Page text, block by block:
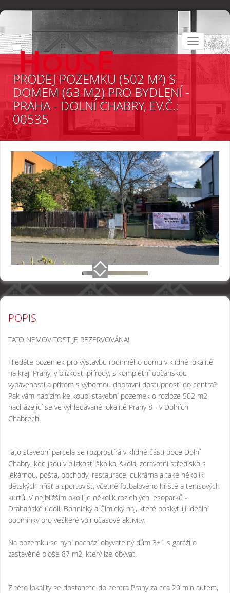
Toggle
navigation
PRODEJ POZEMKU (502 M²) S
DOMEM (63 M2) PRO BYDLENÍ -
PRAHA - DOLNÍ CHABRY, EV.Č.:
00535
POPIS
TATO NEMOVITOST JE REZERVOVÁNA!
Hledáte pozemek pro výstavbu rodinného domu v klidné lokalitě
na kraji Prahy, v blízkosti přírody, s kompletní občanskou
vybaveností a přitom s výbornou dopravní dostupností do centra?
Pak vám nabízím ke koupi stavební pozemek o rozloze 502 m2
nacházející se ve vyhledávané lokalitě Prahy 8 - v Dolních
Chabrech.
Tato stavební parcela se rozprostírá v klidné části obce Dolní
Chabry, kde jsou v blízkosti školka, škola, zdravotní středisko s
lékárnou, pošta, obchody, restaurace, cukrárna a také několik
dětských hřišť a sportovišť, včetně fotbalového hřiště a tenisových
kurtů. V nejbližším okolí je několik rozlehlých lesoparků -
Drahaňské údolí, Bohnický a Čimický háj, které poskytují ideální
podmínky pro veškeré volnočasové aktivity.
Na pozemku se nyní nachází obyvatelný dům 3+1 s garáží o
zastavěné ploše 87 m2, který lze obývat.
Z této lokality se dostanete do centra Prahy za cca 20 min autem,